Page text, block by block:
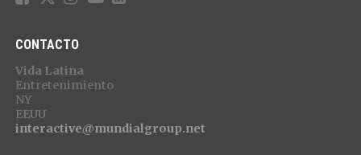
CONTACTO
Vida Latina
Entretenimiento
NY
EEUU
interactive@mundialgroup.net